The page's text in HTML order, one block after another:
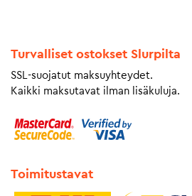
Turvalliset ostokset Slurpilta
SSL-suojatut maksuyhteydet.
Kaikki maksutavat ilman lisäkuluja.
Toimitustavat